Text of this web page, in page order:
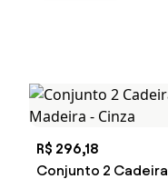
R$ 296,18
Conjunto 2